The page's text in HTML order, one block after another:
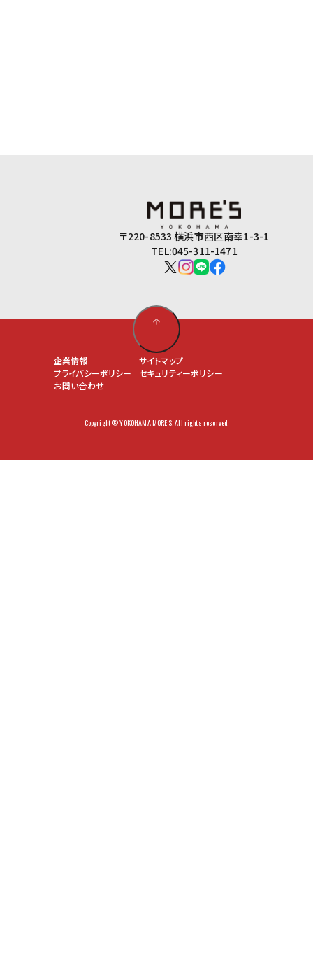
〒220-8533 横浜市西区南幸1-3-1
TEL:045-311-1471
企業情報
サイトマップ
プライバシーポリシー
セキュリティーポリシー
お問い合わせ
Copyright © YOKOHAMA MORE'S. All rights reserved.